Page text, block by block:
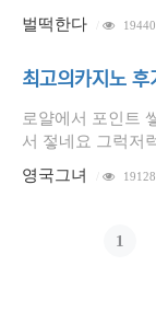
벌떡한다
19440
최고의카지노 후
로얄에서 포인트
서 젛네요 그럭저
영국그녀
19128
1